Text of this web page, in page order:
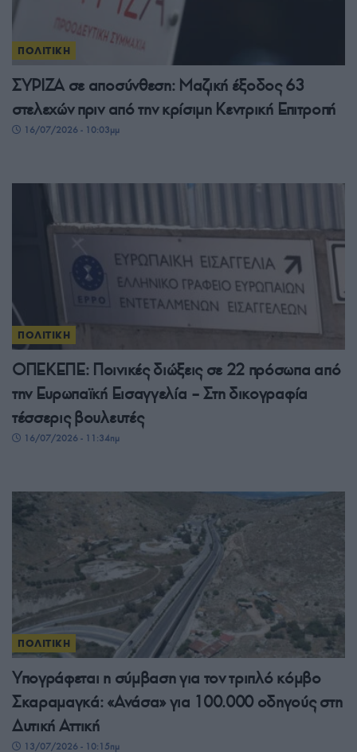
ΠΟΛΙΤΙΚΗ
ΣΥΡΙΖΑ σε αποσύνθεση: Μαζική έξοδος 63
στελεχών πριν από την κρίσιμη Κεντρική Επιτροπή
16/07/2026 - 10:03μμ
ΠΟΛΙΤΙΚΗ
ΟΠΕΚΕΠΕ: Ποινικές διώξεις σε 22 πρόσωπα από
την Ευρωπαϊκή Εισαγγελία – Στη δικογραφία
τέσσερις βουλευτές
16/07/2026 - 11:34πμ
ΠΟΛΙΤΙΚΗ
Υπογράφεται η σύμβαση για τον τριπλό κόμβο
Σκαραμαγκά: «Ανάσα» για 100.000 οδηγούς στη
Δυτική Αττική
13/07/2026 - 10:15πμ